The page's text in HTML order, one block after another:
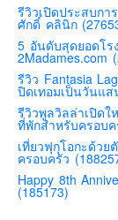
ญี่ปุ่น
คันโต-โตเกีย
คันไซ-โอซาก้
คิวชู – ฟุกุโอก
ฟูจิ
ฮอกไกโด
เอเชีย
รีวิวเปิดประสบก
ศักดิ์ คลินิก
5 อันดับสุดยอดโร
2Madames.com
รีวิว Fantasia
ปิดเทอมเป็นวันแส
รีวิวพูลวิลล่าเปิด
ที่พักสำหรับครอบค
เที่ยวฟุกุโอกะด้ว
ครอบครัว
Happy 8th
(185173)